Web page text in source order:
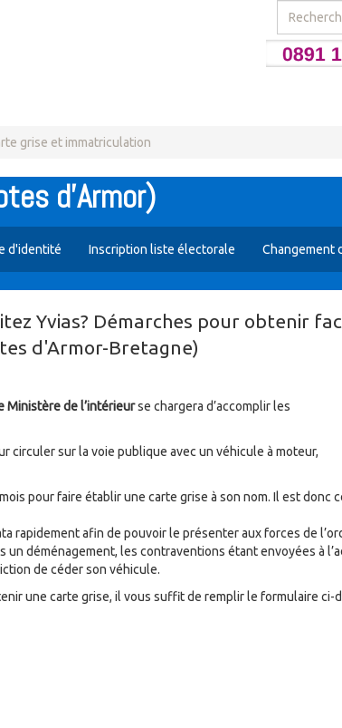
grise et immatriculation
d'Armor)
d'identité Inscription liste électorale Changement
Yvias? Démarches pour obtenir
d'Armor-Bretagne)
Ministère de l’intérieurse chargera d’accomplir les
circuler sur la voie publique avec un véhicule à moteur,
pour faire établir une carte grise à son nom. Il est donc
rapidement afin de pouvoir le présenter aux forces de
déménagement, les contraventions étant envoyées à
de céder son véhicule.
une carte grise, il vous suffit de remplir le formulaire ci-